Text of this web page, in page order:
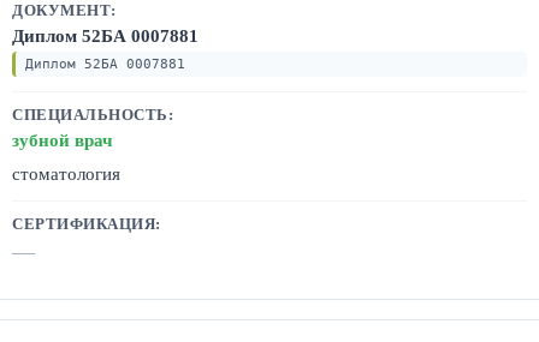
Диплом 52БА 0007881
Диплом 52БА 0007881
зубной врач
стоматология
—